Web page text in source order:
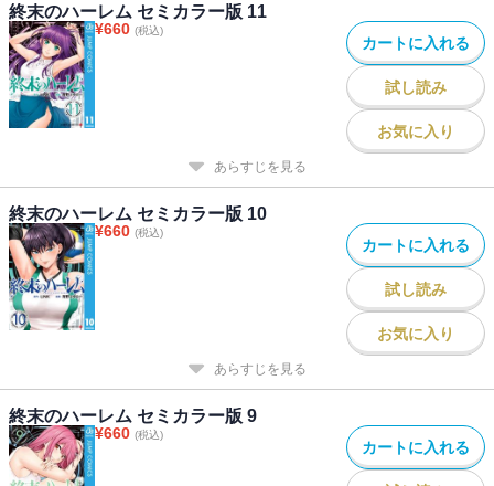
終末のハーレム セミカラー版 11
¥660 (税込)
カートに入れる
試し読み
お気に入り
あらすじを見る
終末のハーレム セミカラー版 10
¥660 (税込)
カートに入れる
試し読み
お気に入り
あらすじを見る
終末のハーレム セミカラー版 9
¥660 (税込)
カートに入れる